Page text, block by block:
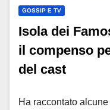
GOSSIP E TV
Isola dei
il compenso
del cast
Ha raccontato